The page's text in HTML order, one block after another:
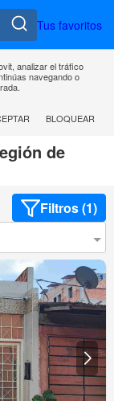
Tus favoritos
analizar el tráfico
navegando o
BLOQUEAR
de
Filtros (1)